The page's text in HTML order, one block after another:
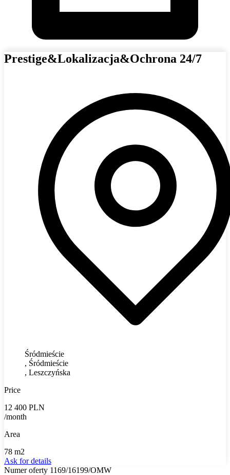
Prestige&Lokalizacja&Ochrona 24/7
Śródmieście
, Śródmieście
, Leszczyńska
Price
12 400 PLN
/month
Area
78 m2
Ask for details
Numer oferty 1169/16199/OMW